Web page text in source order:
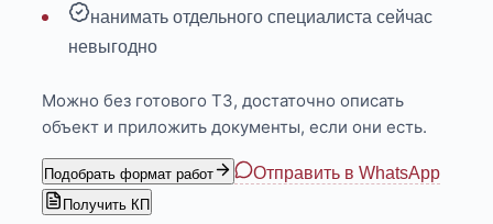
нанимать отдельного специалиста сейчас
невыгодно
Можно без готового ТЗ, достаточно описать
объект и приложить документы, если они есть.
Подобрать формат работ Отправить в WhatsApp
Получить КП